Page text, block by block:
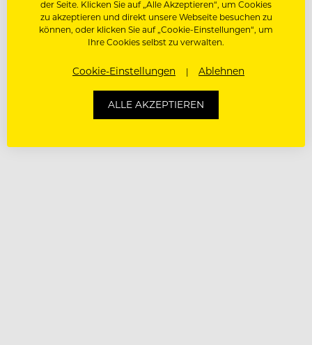
der Seite. Klicken Sie auf „Alle Akzeptieren“, um Cookies
zu akzeptieren und direkt unsere Webseite besuchen zu
können, oder klicken Sie auf „Cookie-Einstellungen“, um
Ihre Cookies selbst zu verwalten.
Cookie-Einstellungen Ablehnen
ALLE AKZEPTIEREN